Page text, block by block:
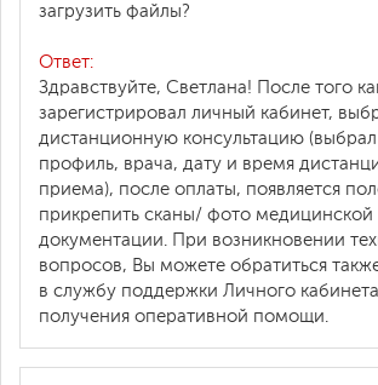
загрузить файлы?
Ответ:
Здравствуйте, Светлана! После того
зарегистрировал личный кабинет,
дистанционную консультацию
профиль, врача, дату и время
приема), после оплаты, появляется
прикрепить сканы/ фото медицинской
документации. При возникновении
вопросов, Вы можете обратиться
в службу поддержки Личного
получения оперативной помощи.